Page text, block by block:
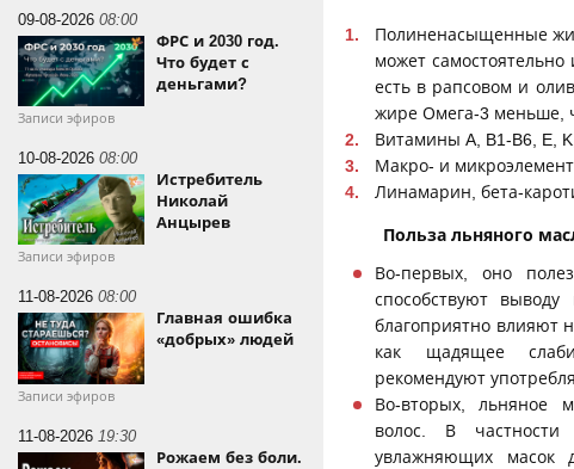
09-08-2026 08:00
ФРС и 2030 год.
Что будет с
деньгами?
Записи эфиров
10-08-2026 08:00
Истребитель
Николай
Анцырев
Записи эфиров
11-08-2026 08:00
Главная ошибка
«добрых» людей
Записи эфиров
11-08-2026 19:30
Рожаем без боли.
Полиненасыщенные
может
есть в рапсовом и
жире Омега-3 меньше,
Витамины A, B1-B6, E,
Макро- и
Линамарин, бета-
Польза льняного
Во-первых, оно
способствуют
благоприятно влияют
как щадящее
рекомендуют
Во-вторых, льняное
волос. В
увлажняющих масок